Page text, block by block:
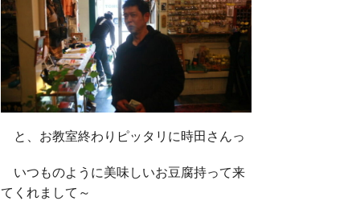
と、お教室終わりピッタリに時田さんっ
いつものように美味しいお豆腐持って来
てくれまして～